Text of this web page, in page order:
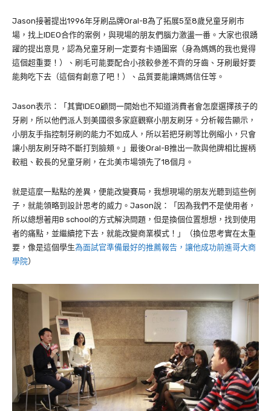
Jason接著提出1996年牙刷品牌Oral-B為了拓展5至8歲兒童牙刷市
場，找上IDEO合作的案例，與現場的朋友們腦力激盪一番。大家也很踴
躍的提出意見，認為兒童牙刷一定要有卡通圖案（身為媽媽的我也覺得
這個超重要！）、刷毛可能要配合小孩較參差不齊的牙齒、牙刷最好要
能夠吃下去（這個有創意了吧！）、品質要能讓媽媽信任等。
Jason表示：「其實IDEO顧問一開始也不知道消費者會怎麼選擇孩子的
牙刷，所以他們派人到美國很多家庭觀察小朋友刷牙。分析報告顯示，
小朋友手指控制牙刷的能力不如成人，所以若把牙刷等比例縮小，只會
讓小朋友刷牙時不斷打到臉頰。」最後Oral-B推出一款與他牌相比握柄
較粗、較長的兒童牙刷，在北美市場領先了18個月。
就是這麼一點點的差異，便能改變賽局，我想現場的朋友光聽到這些例
子，就能領略到設計思考的威力。 Jason說：「因為我們不是使用者，
所以總想著用B school的方式解決問題，但是換個位置想想，找到使用
者的痛點，並繼續挖下去，就能改變商業模式！」（換位思考實在太重
要，像是這個學生為面試官準備最好的推薦報告，讓他成功前進哥大商
學院）